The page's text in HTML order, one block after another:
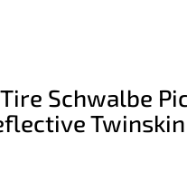
Schwalbe
Twinskin